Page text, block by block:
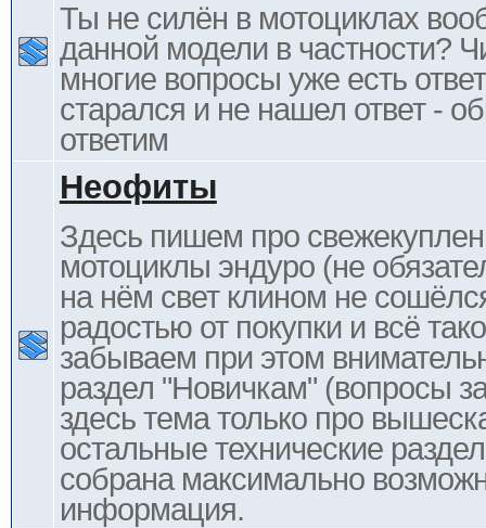
Ты не силён в мотоциклах
данной модели в частности?
многие вопросы уже есть
старался и не нашел ответ -
ответим
Неофиты
Здесь пишем про
мотоциклы эндуро (не
на нём свет клином не
радостью от покупки и всё
забываем при этом
раздел "Новичкам" (вопросы
здесь тема только про
остальные технические
собрана максимально
информация.